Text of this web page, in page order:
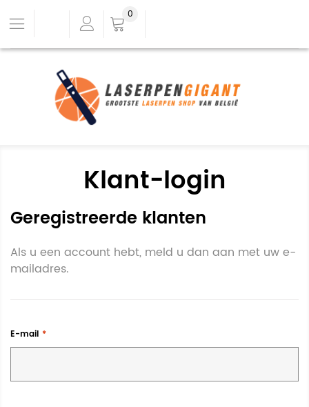
0
Klant-login
Geregistreerde klanten
Als u een account hebt, meld u dan aan met uw e-
mailadres.
E-mail